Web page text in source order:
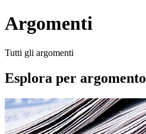
Argomenti
Tutti gli argomenti
Esplora per argomento